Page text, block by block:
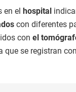
en el hospital
con diferentes
con el
que se registran